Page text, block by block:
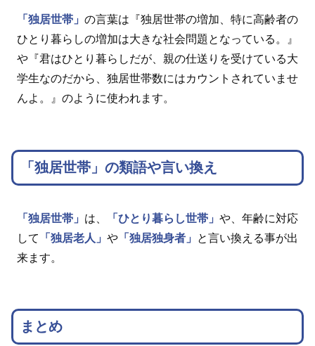
「独居世帯」 の言葉は『独居世帯の増加、特に高齢者の
ひとり暮らしの増加は大きな社会問題となっている。』
や『君はひとり暮らしだが、親の仕送りを受けている大
学生なのだから、独居世帯数にはカウントされていませ
んよ。』のように使われます。
「独居世帯」の類語や言い換え
「独居世帯」 は、 「ひとり暮らし世帯」 や、年齢に対応
して
「独居老人」 や 「独居独身者」
と言い換える事が出
来ます。
まとめ